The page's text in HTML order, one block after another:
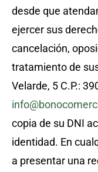
Descargar
desde que
ejercer sus
cancelación,
tratamiento de
Velarde, 5 C.P.:
copia de su DNI
identidad. En
a presentar una